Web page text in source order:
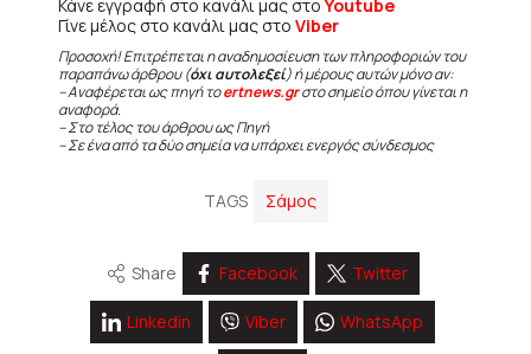
Κάνε εγγραφή στο κανάλι μας στοYoutube
Γίνε μέλος στο κανάλι μας στο Viber
Προσοχή! Επιτρέπεται η αναδημοσίευση των πληροφοριών του
παραπάνω άρθρου (όχι αυτολεξεί) ή μέρους αυτών μόνο αν:
– Αναφέρεται ως πηγή τοertnews.grστο σημείο όπου γίνεται η
αναφορά.
– Στο τέλος του άρθρου ως Πηγή
– Σε ένα από τα δύο σημεία να υπάρχει ενεργός σύνδεσμος
TAGS Σάμος
Share Facebook Twitter
Linkedin Viber WhatsApp